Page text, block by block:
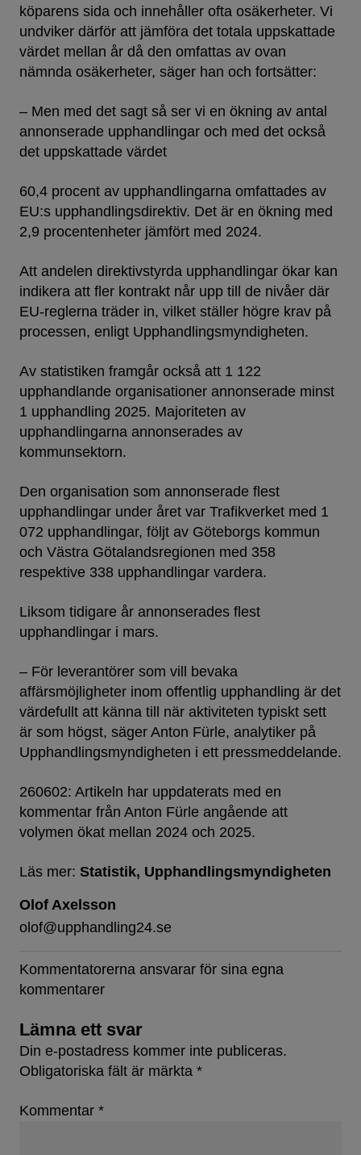
köparens sida och innehåller ofta osäkerheter. Vi
undviker därför att jämföra det totala uppskattade
värdet mellan år då den omfattas av ovan
nämnda osäkerheter, säger han och fortsätter:
– Men med det sagt så ser vi en ökning av antal
annonserade upphandlingar och med det också
det uppskattade värdet
60,4 procent av upphandlingarna omfattades av
EU:s upphandlingsdirektiv. Det är en ökning med
2,9 procentenheter jämfört med 2024.
Att andelen direktivstyrda upphandlingar ökar kan
indikera att fler kontrakt når upp till de nivåer där
EU-reglerna träder in, vilket ställer högre krav på
processen, enligt Upphandlingsmyndigheten.
Av statistiken framgår också att 1 122
upphandlande organisationer annonserade minst
1 upphandling 2025. Majoriteten av
upphandlingarna annonserades av
kommunsektorn.
Den organisation som annonserade flest
upphandlingar under året var Trafikverket med 1
072 upphandlingar, följt av Göteborgs kommun
och Västra Götalandsregionen med 358
respektive 338 upphandlingar vardera.
Liksom tidigare år annonserades flest
upphandlingar i mars.
– För leverantörer som vill bevaka
affärsmöjligheter inom offentlig upphandling är det
värdefullt att känna till när aktiviteten typiskt sett
är som högst, säger Anton Fürle, analytiker på
Upphandlingsmyndigheten i ett pressmeddelande.
260602: Artikeln har uppdaterats med en
kommentar från Anton Fürle angående att
volymen ökat mellan 2024 och 2025.
Läs mer: Statistik Upphandlingsmyndigheten
Olof Axelsson
olof@upphandling24.se
Kommentatorerna ansvarar för sina egna
kommentarer
Lämna ett svar
Din e-postadress kommer inte publiceras.
Obligatoriska fält är märkta *
Kommentar *